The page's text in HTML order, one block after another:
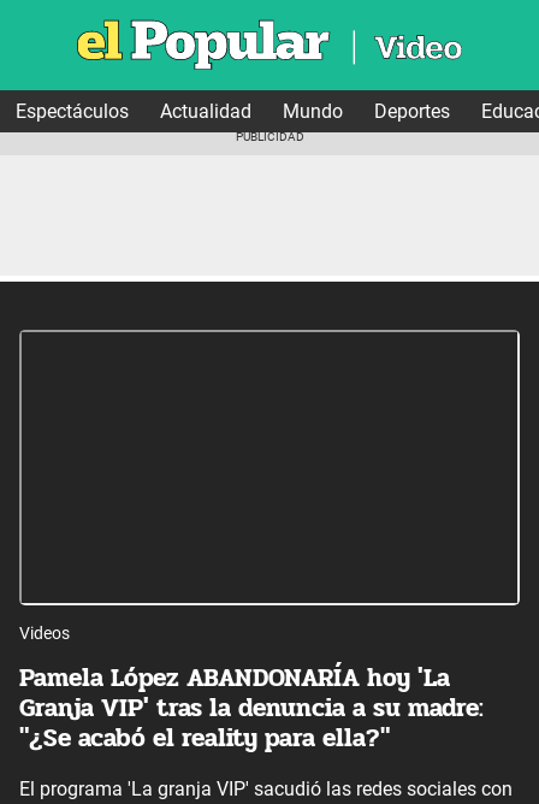
Espectáculos Actualidad Mundo Deportes
Videos
Pamela López ABANDONARÍA hoy 'La
Granja VIP' tras la denuncia a su madre:
"¿Se acabó el reality para ella?"
El programa 'La granja VIP' sacudió las redes sociales con